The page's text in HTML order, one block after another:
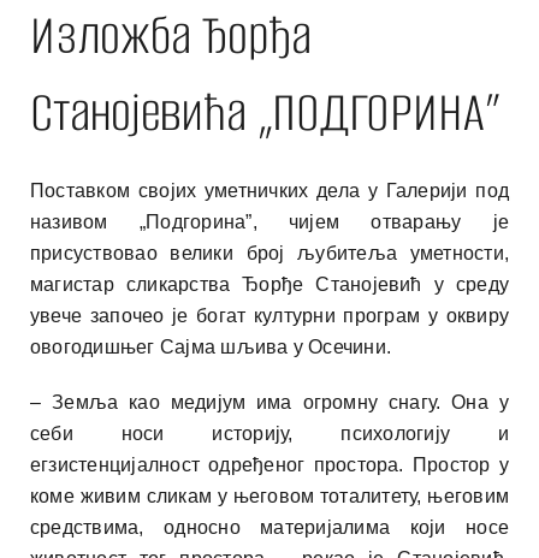
Изложба Ђорђа
Станојевића „ПОДГОРИНА”
Поставком својих уметничких дела у Галерији под
називом „Подгорина”, чијем отварању је
присуствовао велики број љубитеља уметности,
магистар сликарства Ђорђе Станојевић у среду
увече започео је богат културни програм у оквиру
овогодишњег Сајма шљива у Осечини.
– Земља као медијум има огромну снагу. Она у
себи носи историју, психологију и
егзистенцијалност одређеног простора. Простор у
коме живим сликам у његовом тоталитету, његовим
средствима, односно материјалима који носе